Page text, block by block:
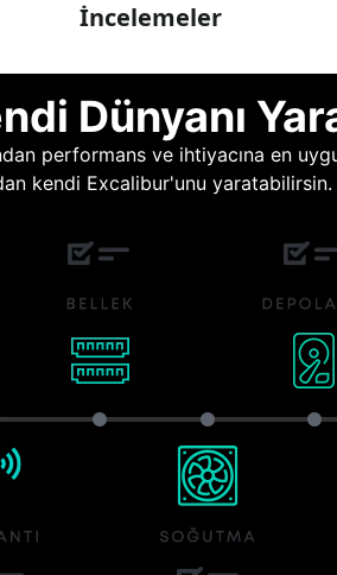
İncelemeler
Dünyanı
performans ve ihtiyacına en
kendi Excalibur'unu yaratabilirsin.